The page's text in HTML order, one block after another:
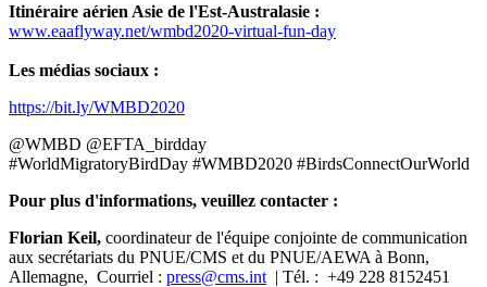
Itinéraire aérien Asie de l'Est-Australasie :
www.eaaflyway.net/wmbd2020-virtual-fun-day
Les médias sociaux :
https://bit.ly/WMBD2020
@WMBD @EFTA_birdday
#WorldMigratoryBirdDay #WMBD2020 #BirdsConnectOurWorld
Pour plus d'informations, veuillez contacter :
Florian Keil, coordinateur de l'équipe conjointe de communication
aux secrétariats du PNUE/CMS et du PNUE/AEWA à Bonn,
Allemagne, Courriel : press@cms.int | Tél. : +49 228 8152451